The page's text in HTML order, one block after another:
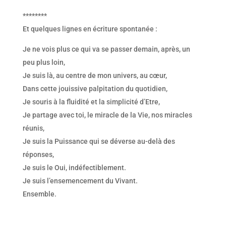
********
Et quelques lignes en écriture spontanée :
Je ne vois plus ce qui va se passer demain, après, un
peu plus loin,
Je suis là, au centre de mon univers, au cœur,
Dans cette jouissive palpitation du quotidien,
Je souris à la fluidité et la simplicité d’Etre,
Je partage avec toi, le miracle de la Vie, nos miracles
réunis,
Je suis la Puissance qui se déverse au-delà des
réponses,
Je suis le Oui, indéfectiblement.
Je suis l’ensemencement du Vivant.
Ensemble.